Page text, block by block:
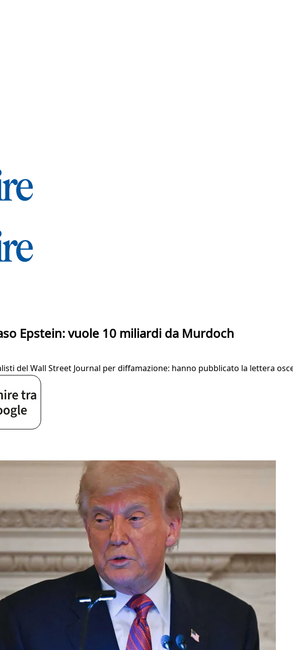
Epstein: vuole 10 miliardi da Murdoch
del Wall Street Journal per diffamazione: hanno pubblicato la lettera